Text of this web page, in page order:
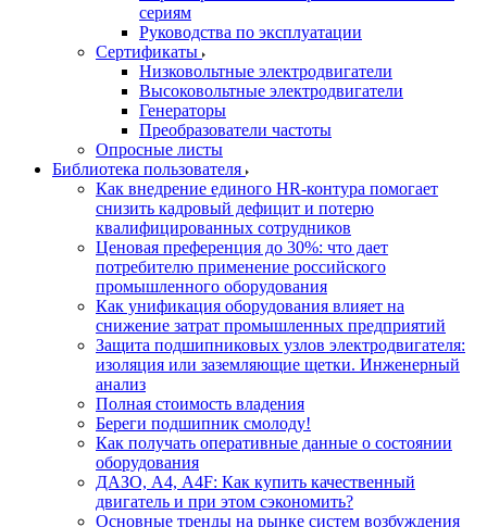
сериям
Руководства по эксплуатации
Сертификаты
Низковольтные электродвигатели
Высоковольтные электродвигатели
Генераторы
Преобразователи частоты
Опросные листы
Библиотека пользователя
Как внедрение единого HR-контура помогает
снизить кадровый дефицит и потерю
квалифицированных сотрудников
Ценовая преференция до 30%: что дает
потребителю применение российского
промышленного оборудования
Как унификация оборудования влияет на
снижение затрат промышленных предприятий
Защита подшипниковых узлов электродвигателя:
изоляция или заземляющие щетки. Инженерный
анализ
Полная стоимость владения
Береги подшипник смолоду!
Как получать оперативные данные о состоянии
оборудования
ДАЗО, А4, А4F: Как купить качественный
двигатель и при этом сэкономить?
Основные тренды на рынке систем возбуждения